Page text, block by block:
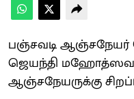
பஞ்சவடி
ஜெயந்தி
ஆஞ்சநேயருக்கு